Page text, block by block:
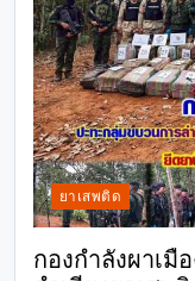
ยาเสพติด
กองกำลังผาเ